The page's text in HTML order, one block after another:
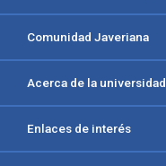
Comunidad Javeriana
Acerca de la universidad
Enlaces de interés